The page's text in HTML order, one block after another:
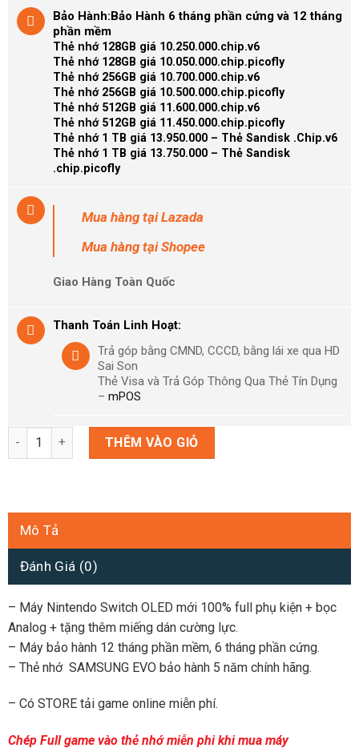
Bảo Hành:Bảo Hành 6 tháng phần cứng và 12 tháng
phần mềm
Thẻ nhớ 128GB giá 10.250.000.chip.v6
Thẻ nhớ 128GB giá 10.050.000.chip.picofly
Thẻ nhớ 256GB giá 10.700.000.chip.v6
Thẻ nhớ 256GB giá 10.500.000.chip.picofly
Thẻ nhớ 512GB giá 11.600.000.chip.v6
Thẻ nhớ 512GB giá 11.450.000.chip.picofly
Thẻ nhớ 1 TB giá 13.950.000 – Thẻ Sandisk .Chip.v6
Thẻ nhớ 1 TB giá 13.750.000 – Thẻ Sandisk
.chip.picofly
Mua hàngtại Lazada
Mua hàngtại Shopee
Giao Hàng Toàn Quốc
Thanh Toán Linh Hoạt:
Trả góp bằng CMND, CCCD, bằng lái xe qua HD
Sai Son
Thẻ Visa và Trả Góp Thông Qua Thẻ Tín Dụng
– mPOS
Máy Nintendo Switch Oled Pokémon Scarlet & Violet Limited
THÊM VÀO GIỎ
Mô Tả
Đánh Giá (0)
– Máy Nintendo Switch OLED mới 100% full phụ kiện + bọc
Analog + tặng thêm miếng dán cường lực.
– Máy bảo hành 12 tháng phần mềm, 6 tháng phần cứng.
– Thẻ nhớ SAMSUNG EVO bảo hành 5 năm chính hãng.
– Có STORE tải game online miễn phí.
Chép Full game vào thẻ nhớ miễn phi khi mua máy